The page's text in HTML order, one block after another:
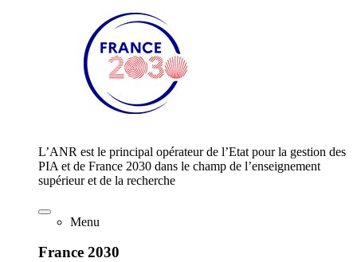
L’ANR est le principal opérateur de l’Etat pour la gestion des
PIA et de France 2030 dans le champ de l’enseignement
supérieur et de la recherche
Menu
France 2030